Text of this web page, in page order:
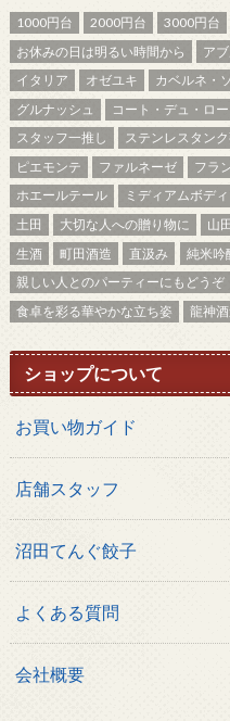
1000円台 2000円台 3000円台
お休みの日は明るい時間から
ア
イタリア
オゼユキ カベルネ・
グルナッシュ
コート・デュ・ロー
スタッフ一推し
ステンレスタン
ピエモンテ
ファルネーゼ フラ
ホエールテール
ミディアムボディ
土田
大切な人への贈り物に 山
生酒
町田酒造 直汲み 純米吟
親しい人とのパーティーにもどうぞ
食卓を彩る華やかな立ち姿
龍神
ショップについて
お買い物ガイド
店舗スタッフ
沼田てんぐ餃子
よくある質問
会社概要